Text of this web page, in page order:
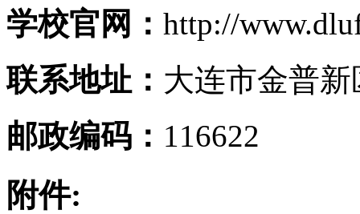
学校官网： http://
联系地址： 大连市金普
邮政编码： 116622
附件: